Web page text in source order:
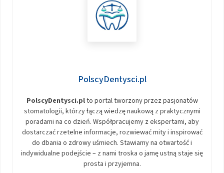
PolscyDentysci.pl
PolscyDentysci.plto portal tworzony przez pasjonatów
stomatologii, którzy łączą wiedzę naukową z praktycznymi
poradami na co dzień. Współpracujemy z ekspertami, aby
dostarczać rzetelne informacje, rozwiewać mity i inspirować
do dbania o zdrowy uśmiech. Stawiamy na otwartość i
indywidualne podejście – z nami troska o jamę ustną staje się
prosta i przyjemna.